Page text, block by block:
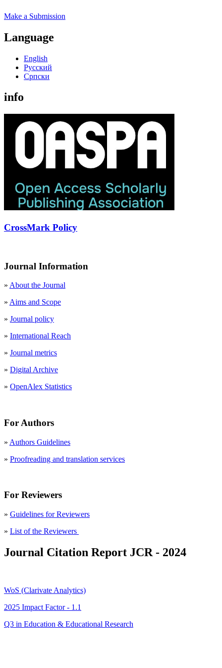
Make a Submission
Language
English
Русский
Cрпски
info
CrossMark Policy
Journal Information
» About the Journal
» Aims and Scope
» Journal policy
» International Reach
» Journal metrics
» Digital Archive
» OpenAlex Statistics
For Authors
» Authors Guidelines
» Proofreading and translation services
For Reviewers
» Guidelines for Reviewers
» List of the Reviewers
Journal Citation Report JCR - 2024
WoS (Clarivate Analytics)
2025 Impact Factor - 1.1
Q3 in Education & Educational Research